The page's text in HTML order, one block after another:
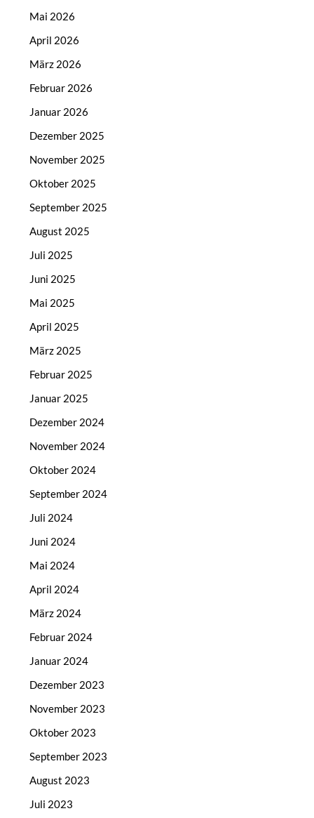
Mai 2026
April 2026
März 2026
Februar 2026
Januar 2026
Dezember 2025
November 2025
Oktober 2025
September 2025
August 2025
Juli 2025
Juni 2025
Mai 2025
April 2025
März 2025
Februar 2025
Januar 2025
Dezember 2024
November 2024
Oktober 2024
September 2024
Juli 2024
Juni 2024
Mai 2024
April 2024
März 2024
Februar 2024
Januar 2024
Dezember 2023
November 2023
Oktober 2023
September 2023
August 2023
Juli 2023